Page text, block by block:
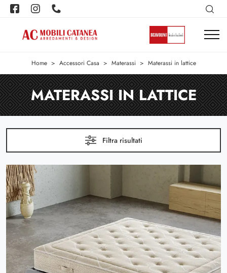
Home > Accessori Casa > Materassi > Materassi in lattice
MATERASSI IN LATTICE
Filtra risultati